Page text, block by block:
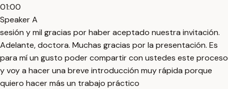
01:00
Speaker A
sesión y mil gracias por haber aceptado nuestra invitación.
Adelante, doctora. Muchas gracias por la presentación. Es
para mí un gusto poder compartir con ustedes este proceso
y voy a hacer una breve introducción muy rápida porque
quiero hacer más un trabajo práctico